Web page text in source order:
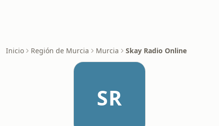
Inicio Región de Murcia Murcia Skay Radio Online
SR